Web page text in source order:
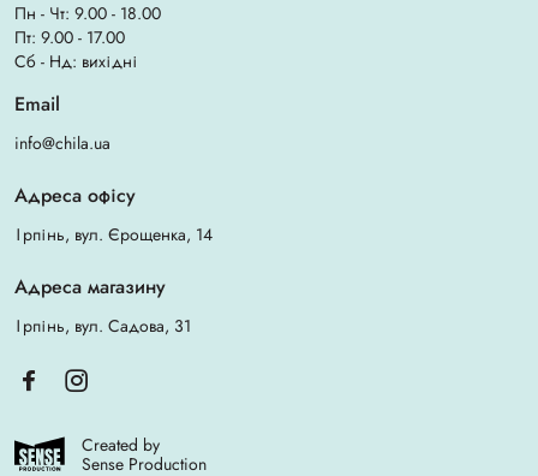
Пн - Чт: 9.00 - 18.00
Пт: 9.00 - 17.00
Сб - Нд: вихідні
Email
info@chila.ua
Адреса офісу
Ірпінь, вул. Єрощенка, 14
Адреса магазину
Ірпінь, вул. Садова, 31
Created by
Sense Production